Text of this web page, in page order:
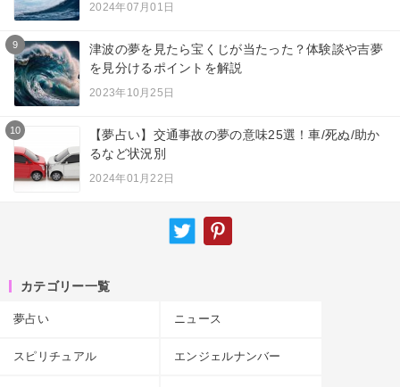
2024年07月01日
9
津波の夢を見たら宝くじが当たった？体験談や吉夢
を見分けるポイントを解説
2023年10月25日
10
【夢占い】交通事故の夢の意味25選！車/死ぬ/助か
るなど状況別
2024年01月22日
カテゴリー一覧
夢占い ニュース
スピリチュアル エンジェルナンバー